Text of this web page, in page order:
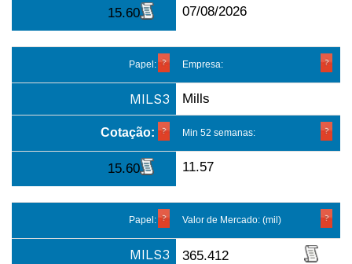
15.60 07/08/2026
Papel: Empresa:
MILS3 Mills
Cotação: Min 52 semanas:
15.60 11.57
Papel: Valor de Mercado: (mil)
MILS3 365.412